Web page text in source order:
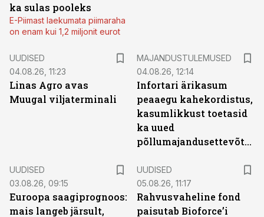
ka sulas pooleks
E-Piimast laekumata piimaraha
on enam kui 1,2 miljonit eurot
UUDISED
04.08.26, 11:23
Linas Agro avas
Muugal viljaterminali
MAJANDUSTULEMUSED
04.08.26, 12:14
Infortari ärikasum
peaaegu kahekordistus,
kasumlikkust toetasid
ka uued
põllumajandusettevõtted
UUDISED
03.08.26, 09:15
Euroopa saagiprognoos:
mais langeb järsult,
UUDISED
05.08.26, 11:17
Rahvusvaheline fond
paisutab Bioforce’i